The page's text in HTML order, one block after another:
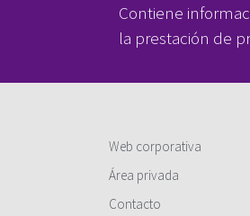
Contiene
la prestación de
Web corporativa
Área privada
Contacto